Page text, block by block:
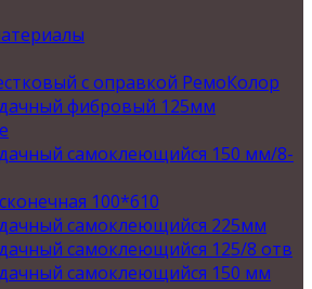
с оправкой РемоКолор
фибровый 125мм
самоклеющийся 150 мм/8-
100*610
самоклеющийся 225мм
самоклеющийся 125/8 отв
самоклеющийся 150 мм